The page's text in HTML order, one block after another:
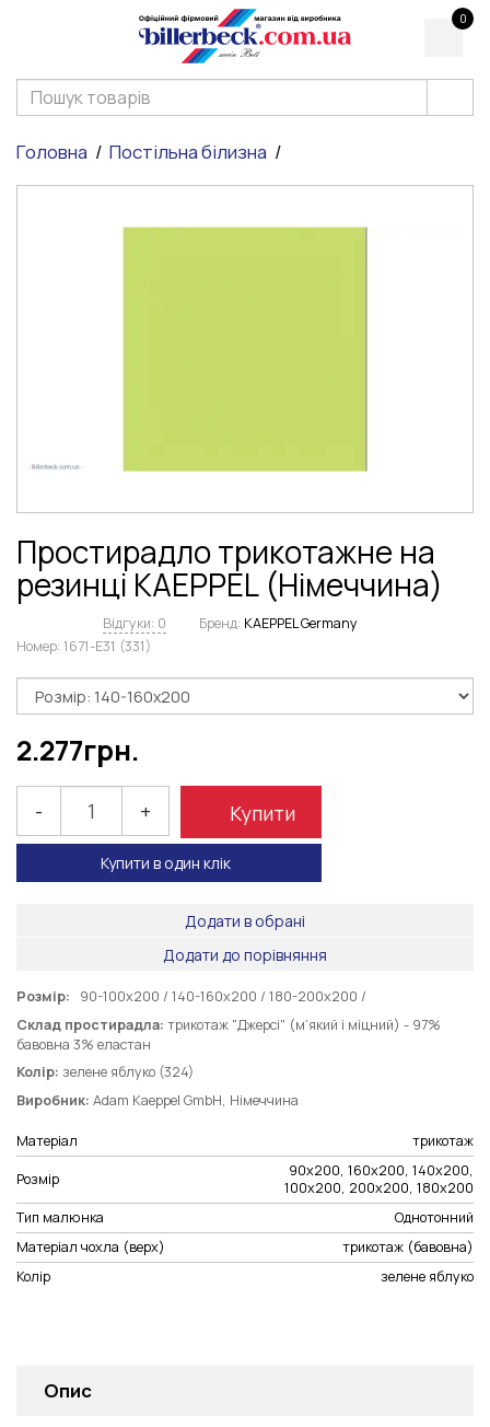
0
Головна Постільна білизна
Простирадло трикотажне на
резинці KAEPPEL (Німеччина)
Відгуки: 0 Бренд: KAEPPEL Germany
Номер: 1671-E31 (331)
2.277грн.
- + Купити
Купити в один клік
Додати в обрані
Додати до порівняння
Розмір:
90-100х200 / 140-160x200 / 180-200x200 /
Склад простирадла: трикотаж "Джерсі" (м’який і міцний) - 97%
бавовна 3% еластан
Колір: зелене яблуко (324)
Виробник: Adam Kaeppel GmbH, Німеччина
Матеріал трикотаж
Розмір
90х200, 160х200, 140х200,
100х200, 200х200, 180х200
Тип малюнка
Однотонний
Матеріал чохла (верх)
трикотаж (бавовна)
Колір
зелене яблуко
Опис